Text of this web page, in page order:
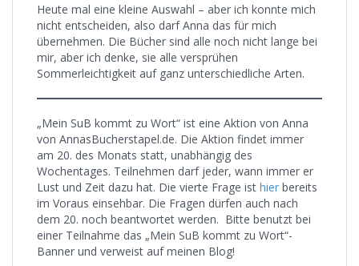
Heute mal eine kleine Auswahl – aber ich konnte mich
nicht entscheiden, also darf Anna das für mich
übernehmen. Die Bücher sind alle noch nicht lange bei
mir, aber ich denke, sie alle versprühen
Sommerleichtigkeit auf ganz unterschiedliche Arten.
„Mein SuB kommt zu Wort“ ist eine Aktion von Anna
von AnnasBucherstapel.de. Die Aktion findet immer
am 20. des Monats statt, unabhängig des
Wochentages. Teilnehmen darf jeder, wann immer er
Lust und Zeit dazu hat. Die vierte Frage ist hier bereits
im Voraus einsehbar. Die Fragen dürfen auch nach
dem 20. noch beantwortet werden. Bitte benutzt bei
einer Teilnahme das „Mein SuB kommt zu Wort“-
Banner und verweist auf meinen Blog!